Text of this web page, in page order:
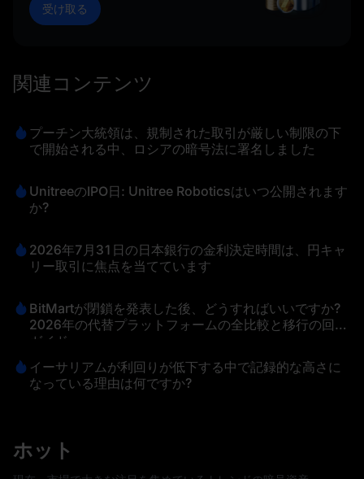
受け取る
関連コンテンツ
プーチン大統領は、規制された取引が厳しい制限の下
で開始される中、ロシアの暗号法に署名しました
UnitreeのIPO日: Unitree Roboticsはいつ公開されます
か?
2026年7月31日の日本銀行の金利決定時間は、円キャ
リー取引に焦点を当てています
BitMartが閉鎖を発表した後、どうすればいいですか?
2026年の代替プラットフォームの全比較と移行の回避
ガイド
イーサリアムが利回りが低下する中で記録的な高さに
なっている理由は何ですか?
ホット